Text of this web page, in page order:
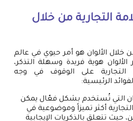
التجارية من خلال
خلال الألوان هو أمر حيوي في عالم
هوية فريدة وسهلة التذكر،
التجارية على الوقوف في وجه
الرئيسية:
التي تُستخدم بشكل فعّال يمكن
أكثر تميزاً وموضوعية في
حيث تتعلق بالذكريات الإيجابية